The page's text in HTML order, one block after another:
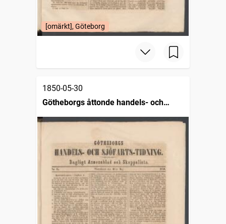
[omärkt], Göteborg
1850-05-30
Götheborgs åttonde handels- och
sjöfartstidning, dagligt annonsblad och